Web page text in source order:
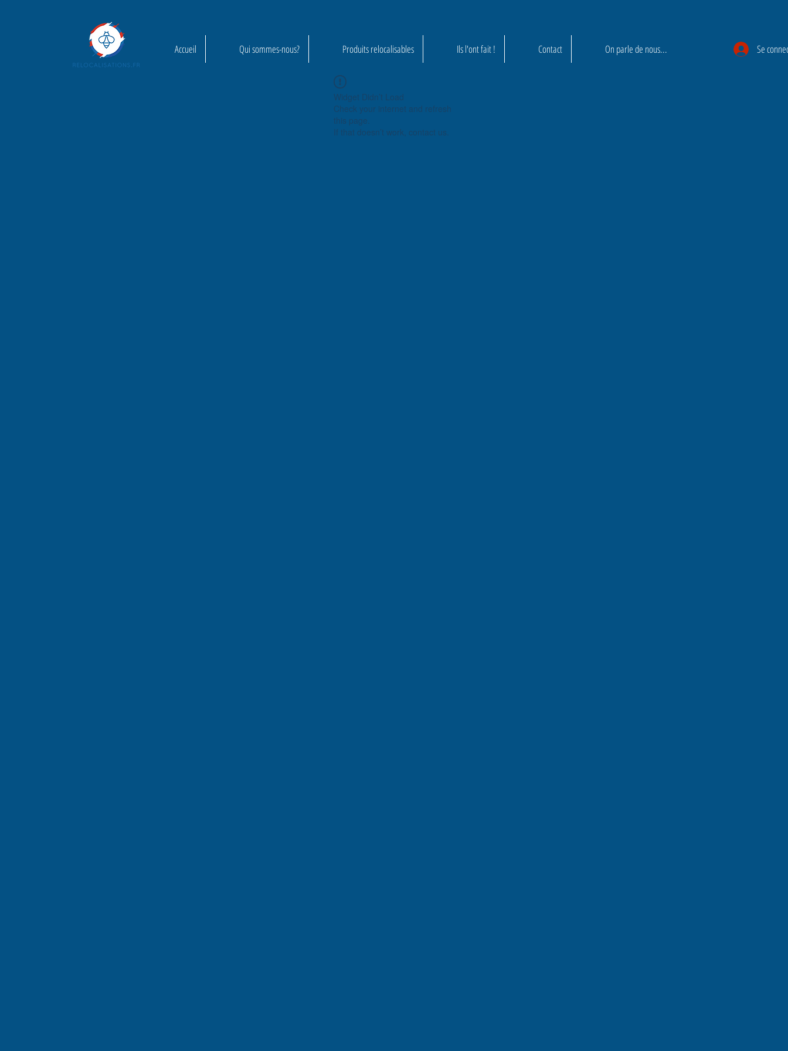
Accueil Qui sommes-nous? Produits relocalisables Ils l'ont fait ! Contact On parle de nous... Se
Widget Didn’t Load
Check your internet and refresh
this page.
If that doesn’t work, contact us.